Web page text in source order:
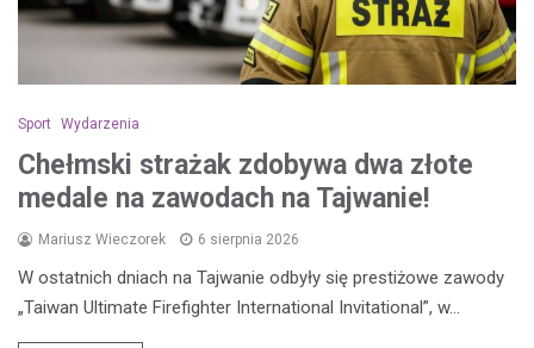
Sport Wydarzenia
Chełmski strażak zdobywa dwa złote
medale na zawodach na Tajwanie!
Mariusz Wieczorek 6 sierpnia 2026
W ostatnich dniach na Tajwanie odbyły się prestiżowe zawody
„Taiwan Ultimate Firefighter International Invitational”, w…